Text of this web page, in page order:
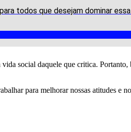
todos que desejam dominar
social daquele que critica.
para melhorar nossas atitudes e